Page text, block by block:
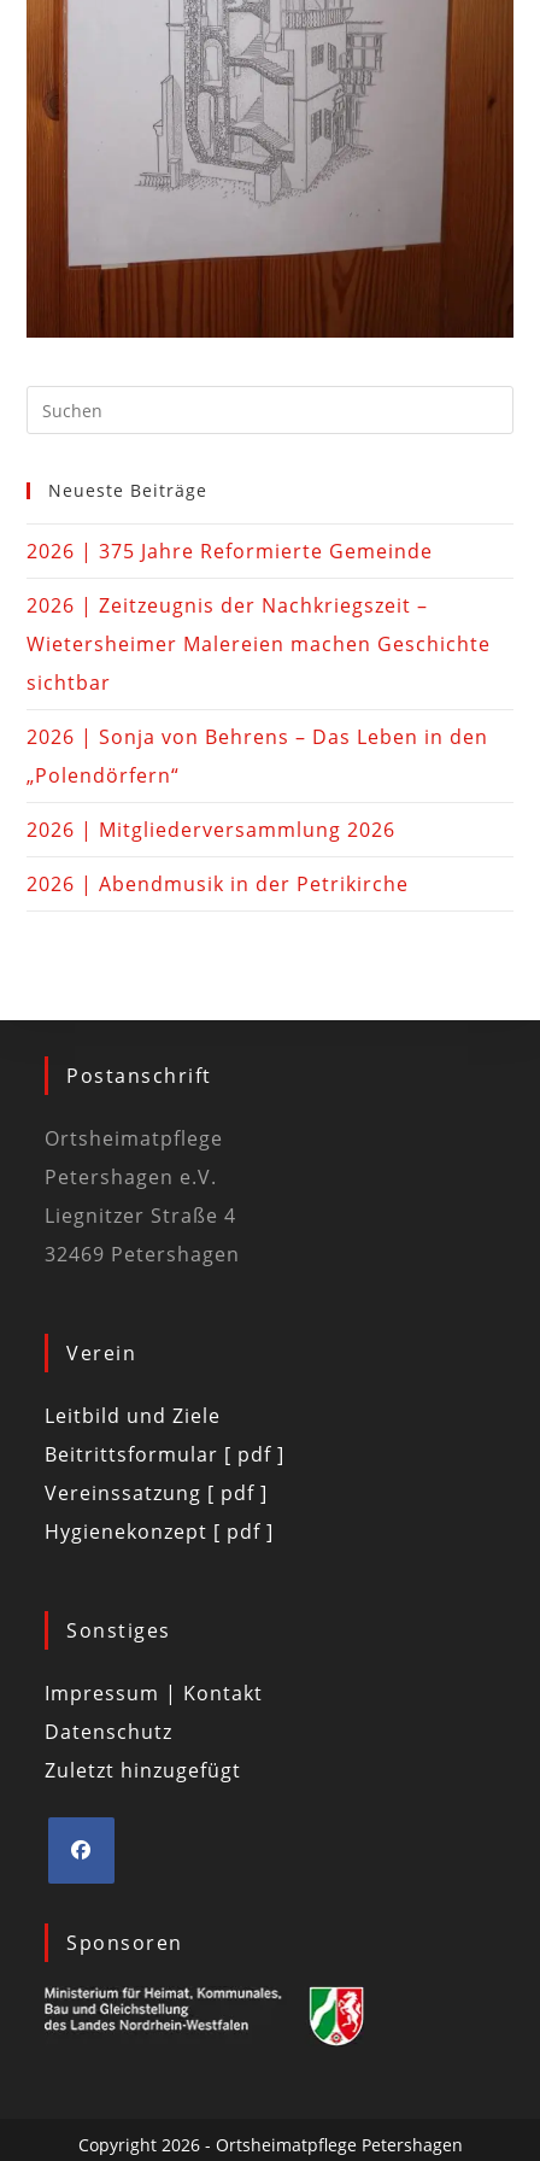
Neueste Beiträge
2026 | 375 Jahre Reformierte Gemeinde
2026 | Zeitzeugnis der Nachkriegszeit –
Wietersheimer Malereien machen Geschichte
sichtbar
2026 | Sonja von Behrens – Das Leben in den
„Polendörfern“
2026 | Mitgliederversammlung 2026
2026 | Abendmusik in der Petrikirche
Postanschrift
Ortsheimatpflege
Petershagen e.V.
Liegnitzer Straße 4
32469 Petershagen
Verein
Leitbild und Ziele
Beitrittsformular [ pdf ]
Vereinssatzung [ pdf ]
Hygienekonzept [ pdf ]
Sonstiges
Impressum | Kontakt
Datenschutz
Zuletzt hinzugefügt
Sponsoren
Copyright 2026 - Ortsheimatpflege Petershagen